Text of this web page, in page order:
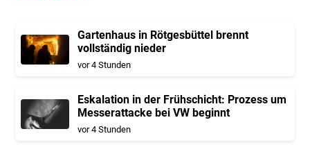
Gartenhaus in Rötgesbüttel brennt
vollständig nieder
vor 4 Stunden
Eskalation in der Frühschicht: Prozess um
Messerattacke bei VW beginnt
vor 4 Stunden